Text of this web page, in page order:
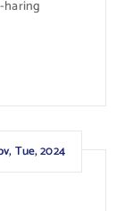
Tue, 2024